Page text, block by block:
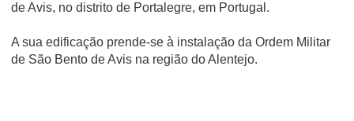
de Avis, no distrito de Portalegre, em Portugal.
A sua edificação prende-se à instalação da Ordem Militar
de São Bento de Avis na região do Alentejo.